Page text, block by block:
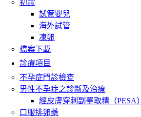
初診
試管嬰兒
海外試管
凍卵
檔案下載
診療項目
不孕症門診檢查
男性不孕症之診斷及治療
經皮膚穿刺副睪取精（PESA）
口服排卵藥